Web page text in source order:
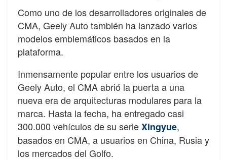
Como uno de los desarrolladores originales de
CMA, Geely Auto también ha lanzado varios
modelos emblemáticos basados en la
plataforma.
Inmensamente popular entre los usuarios de
Geely Auto, el CMA abrió la puerta a una
nueva era de arquitecturas modulares para la
marca. Hasta la fecha, ha entregado casi
300.000 vehículos de su serieXingyue,
basados en CMA, a usuarios en China, Rusia y
los mercados del Golfo.